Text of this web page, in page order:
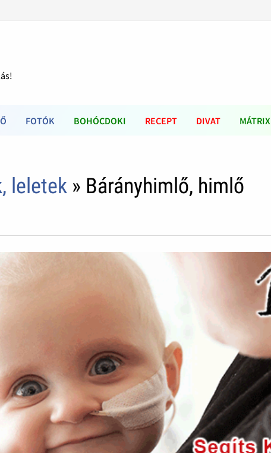
FOTÓK BOHÓCDOKI RECEPT DIVAT MÁTRIX
leletek » Bárányhimlő, himlő